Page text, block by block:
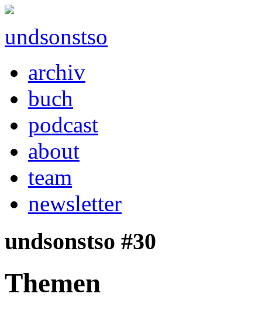
undsonstso
archiv
buch
podcast
about
team
newsletter
undsonstso #30
Themen